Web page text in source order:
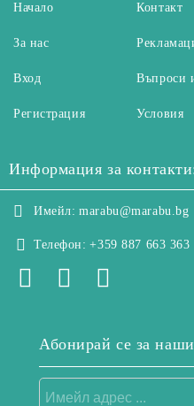
Начало
За нас
Вход
Регистрация
Контакт
Въпроси
Условия
Информация за
Имейл: marabu@marabu.bg
Телефон: +359 887 663 363
Абонирай се за